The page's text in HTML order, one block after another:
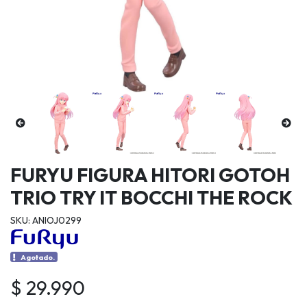
FURYU FIGURA HITORI GOTOH
TRIO TRY IT BOCCHI THE ROCK
SKU: ANIOJ0299
Agotado.
$ 29.990